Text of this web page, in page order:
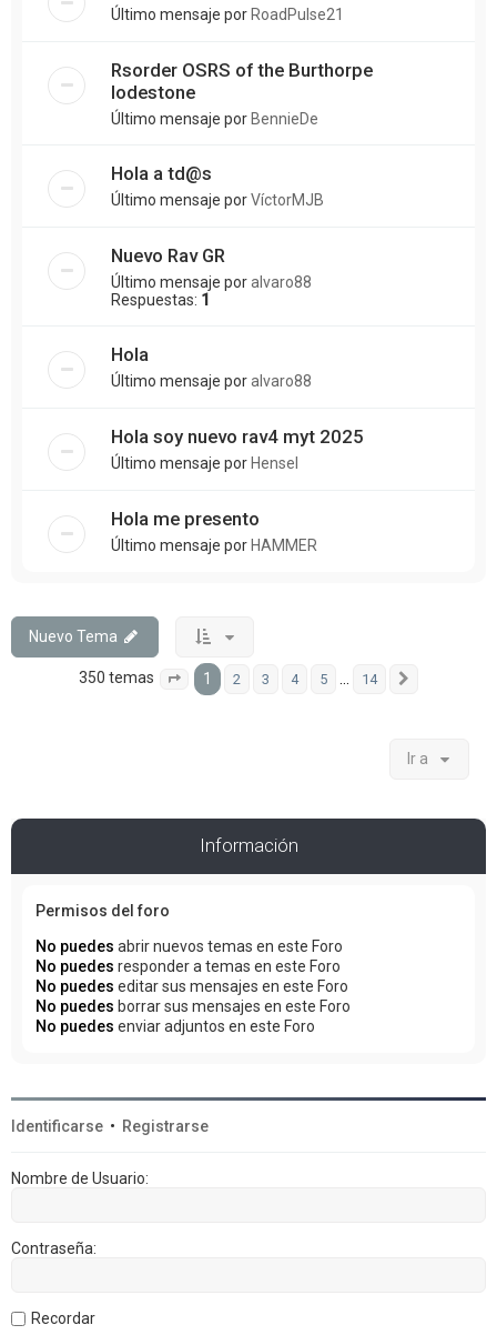
Último mensaje porRoadPulse21
Rsorder OSRS of the Burthorpe
lodestone
Último mensaje porBennieDe
Hola a td@s
Último mensaje porVíctorMJB
Nuevo Rav GR
Último mensaje poralvaro88
Respuestas: 1
Hola
Último mensaje poralvaro88
Hola soy nuevo rav4 myt 2025
Último mensaje porHensel
Hola me presento
Último mensaje porHAMMER
Nuevo Tema
350 temas Página 1de 14
1 2 3 4 5 14
Ir a
Información
Permisos del foro
No puedes abrir nuevos temas en este Foro
No puedes responder a temas en este Foro
No puedes editar sus mensajes en este Foro
No puedes borrar sus mensajes en este Foro
No puedes enviar adjuntos en este Foro
Identificarse • Registrarse
Nombre de Usuario:
Contraseña:
Recordar